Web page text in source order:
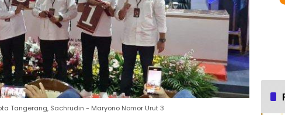
Tangerang, Sachrudin - Maryono Nomor Urut 3